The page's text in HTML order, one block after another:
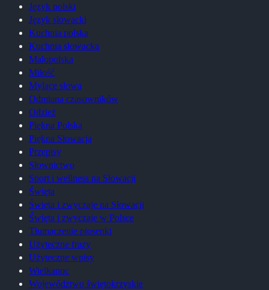
Język polski
Język słowacki
Kuchnia polska
Kuchnia słowacka
Małopolska
Miłość
Mylące słowa
Odmiana czasowników
Odzież
Piękna Polska
Piękna Słowacja
Przepisy
Słownictwo
Sport i wellness na Słowacji
Święta
Święta i zwyczaje na Słowacji
Święta i zwyczaje w Polsce
Tłumaczenie piosenki
Użyteczne frazy
Użyteczne wpisy
Wielkanoc
Województwo świętokrzyskie